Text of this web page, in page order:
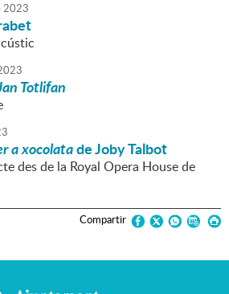
2023
Totlifan
a xocolatade Joby Talbot
des de la Royal Opera House de
Compartir